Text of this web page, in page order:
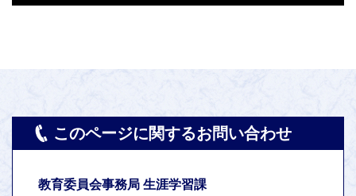
このページに関するお問い合わせ
教育委員会事務局 生涯学習課